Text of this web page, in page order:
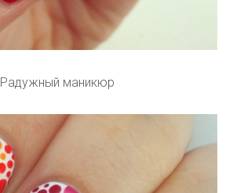
Радужный маникюр